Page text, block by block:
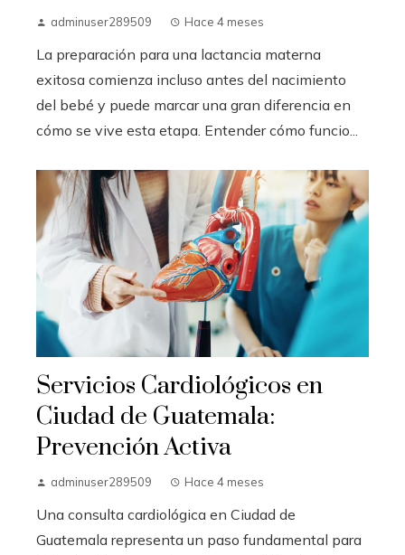
adminuser289509 Hace 4 meses
La preparación para una lactancia materna
exitosa comienza incluso antes del nacimiento
del bebé y puede marcar una gran diferencia en
cómo se vive esta etapa. Entender cómo funcio...
Servicios Cardiológicos en
Ciudad de Guatemala:
Prevención Activa
adminuser289509 Hace 4 meses
Una consulta cardiológica en Ciudad de
Guatemala representa un paso fundamental para